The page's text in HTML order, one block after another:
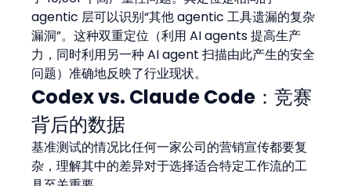
agentic 层可以识别“其他 agentic 工具遗漏的复杂
漏洞”。这种双重定位（利用 AI agents 提高生产
力，同时利用另一种 AI agent 扫描由此产生的安全
问题）准确地反映了行业现状。
Codex vs. Claude Code：竞赛
背后的数据
基准测试的情况比任何一家公司的营销宣传都要复
杂，理解其中的差异对于选择适合特定工作流的工